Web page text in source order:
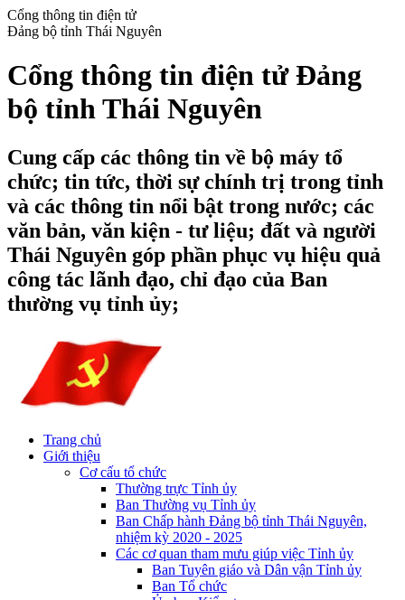
Cổng thông tin điện tử
Đảng bộ tỉnh Thái Nguyên
Cổng thông tin điện tử Đảng
bộ tỉnh Thái Nguyên
Cung cấp các thông tin về bộ máy tổ
chức; tin tức, thời sự chính trị trong tỉnh
và các thông tin nổi bật trong nước; các
văn bản, văn kiện - tư liệu; đất và người
Thái Nguyên góp phần phục vụ hiệu quả
công tác lãnh đạo, chỉ đạo của Ban
thường vụ tỉnh ủy;
Trang chủ
Giới thiệu
Cơ cấu tổ chức
Thường trực Tỉnh ủy
Ban Thường vụ Tỉnh ủy
Ban Chấp hành Đảng bộ tỉnh Thái Nguyên,
nhiệm kỳ 2020 - 2025
Các cơ quan tham mưu giúp việc Tỉnh ủy
Ban Tuyên giáo và Dân vận Tỉnh ủy
Ban Tổ chức